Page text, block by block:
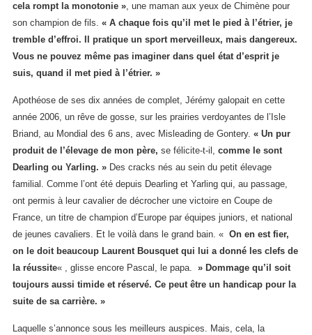
cela rompt la monotonie », une maman aux yeux de Chimène pour
son champion de fils. « A chaque fois qu’il met le pied à l’étrier, je
tremble d’effroi. Il pratique un sport merveilleux, mais dangereux.
Vous ne pouvez même pas imaginer dans quel état d’esprit je
suis, quand il met pied à l’étrier. »
Apothéose de ses dix années de complet, Jérémy galopait en cette
année 2006, un rêve de gosse, sur les prairies verdoyantes de l’Isle
Briand, au Mondial des 6 ans, avec Misleading de Gontery. « Un pur
produit de l’élevage de mon père, se félicite-t-il, comme le sont
Dearling ou Yarling. »Des cracks nés au sein du petit élevage
familial. Comme l’ont été depuis Dearling et Yarling qui, au passage,
ont permis à leur cavalier de décrocher une victoire en Coupe de
France, un titre de champion d’Europe par équipes juniors, et national
de jeunes cavaliers. Et le voilà dans le grand bain. « On en est fier,
on le doit beaucoup Laurent Bousquet qui lui a donné les clefs de
la réussite« , glisse encore Pascal, le papa. » Dommage qu’il soit
toujours aussi timide et réservé. Ce peut être un handicap pour la
suite de sa carrière. »
Laquelle s’annonce sous les meilleurs auspices. Mais, cela, la